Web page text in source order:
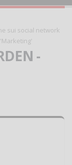
sui social network
-